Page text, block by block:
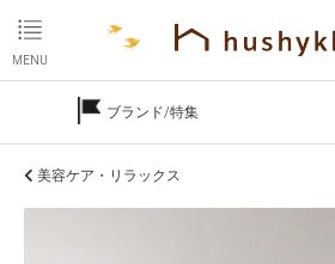
MENU
ブランド/特集
美容ケア・リラックス